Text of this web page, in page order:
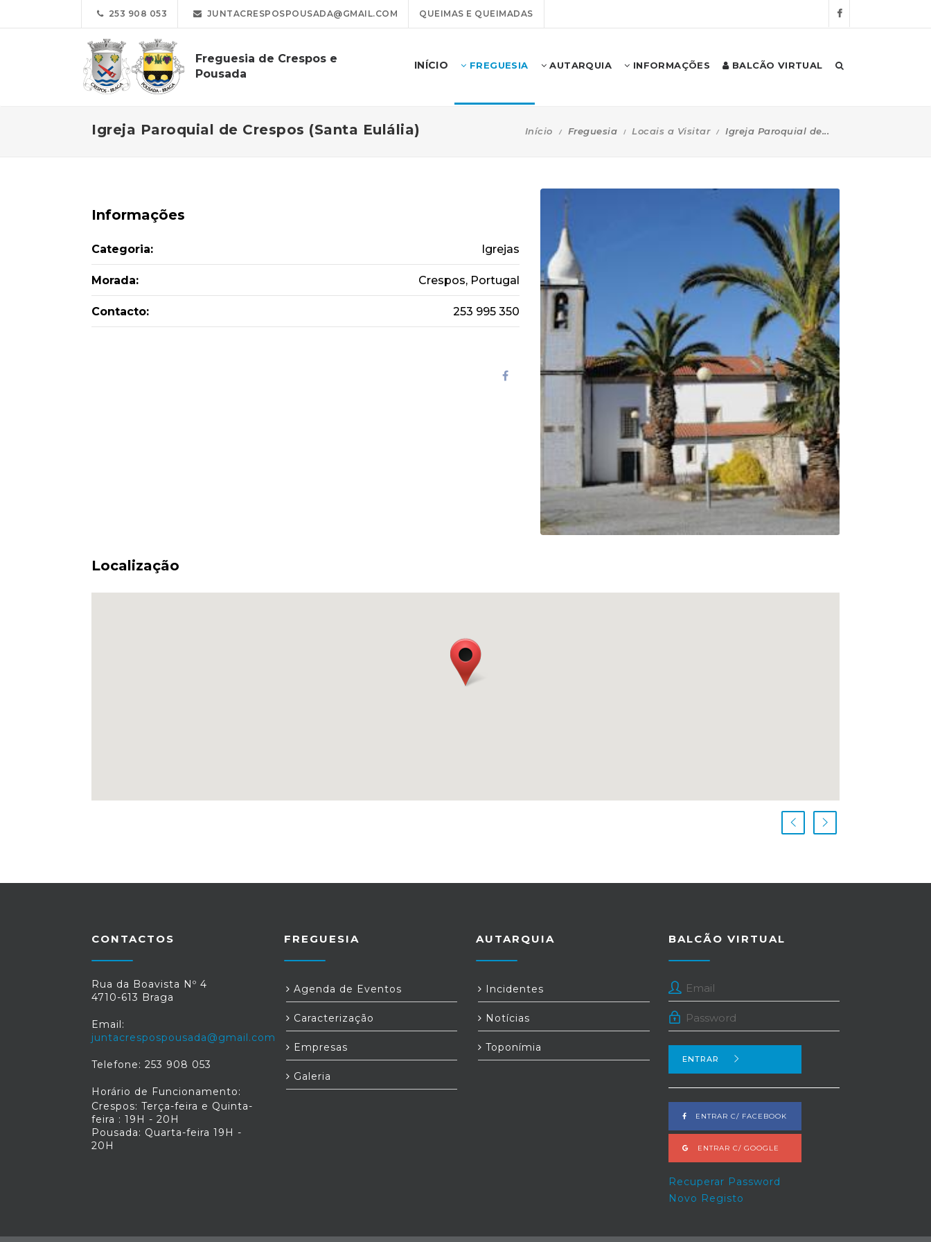
253 908 053 JUNTACRESPOSPOUSADA@GMAIL.COM QUEIMAS E QUEIMADAS
Freguesia de Crespos e
Pousada
INÍCIO FREGUESIA AUTARQUIA INFORMAÇÕES BALCÃO VIRTUAL
Igreja Paroquial de Crespos (Santa Eulália) Início Freguesia Locais a Visitar Igreja Paroquial de...
Informações
Categoria: Igrejas
Morada: Crespos, Portugal
Contacto: 253 995 350
Localização
CONTACTOS
Rua da Boavista Nº 4
4710-613 Braga
Email:
juntacrespospousada@gmail.com
Telefone: 253 908 053
Horário de Funcionamento:
Crespos: Terça-feira e Quinta-
feira : 19H - 20H
Pousada: Quarta-feira 19H -
20H
FREGUESIA
Agenda de Eventos
Caracterização
Empresas
Galeria
AUTARQUIA
Incidentes
Notícias
Toponímia
BALCÃO VIRTUAL
ENTRAR
ENTRAR C/ FACEBOOK
ENTRAR C/ GOOGLE
Recuperar Password
Novo Registo